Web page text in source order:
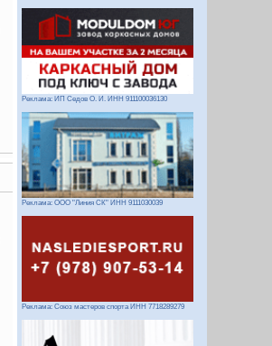
Реклама: ИП Седов О. И. ИНН 911100036130
Реклама: ООО "Линия СК" ИНН 9111030039
Реклама: Союз мастеров спорта ИНН 7718289279